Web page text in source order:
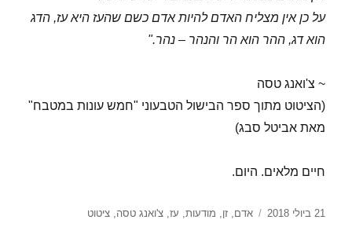
על כן אין מצליח האדם להיות אדם כשם שהעז היא עז, הדג
הוא דג, ההר הוא הר והנהר – נהר."
~ צ'ואנג טסה
(הציטוט מתוך ספר הבישול הטבעוני "חמש עונות במטבח"
מאת אביטל סבג)
חיים מלאים. היום.
פורסם
21 ביולי 2018 תגיות
אדם,זן, מודעות, עז,צ'ואנג טסה,ציטוט